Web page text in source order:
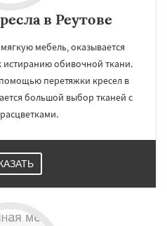
в Реутове
мебель, оказывается
истиранию обивочной ткани.
перетяжки кресел в
большой выбор тканей с